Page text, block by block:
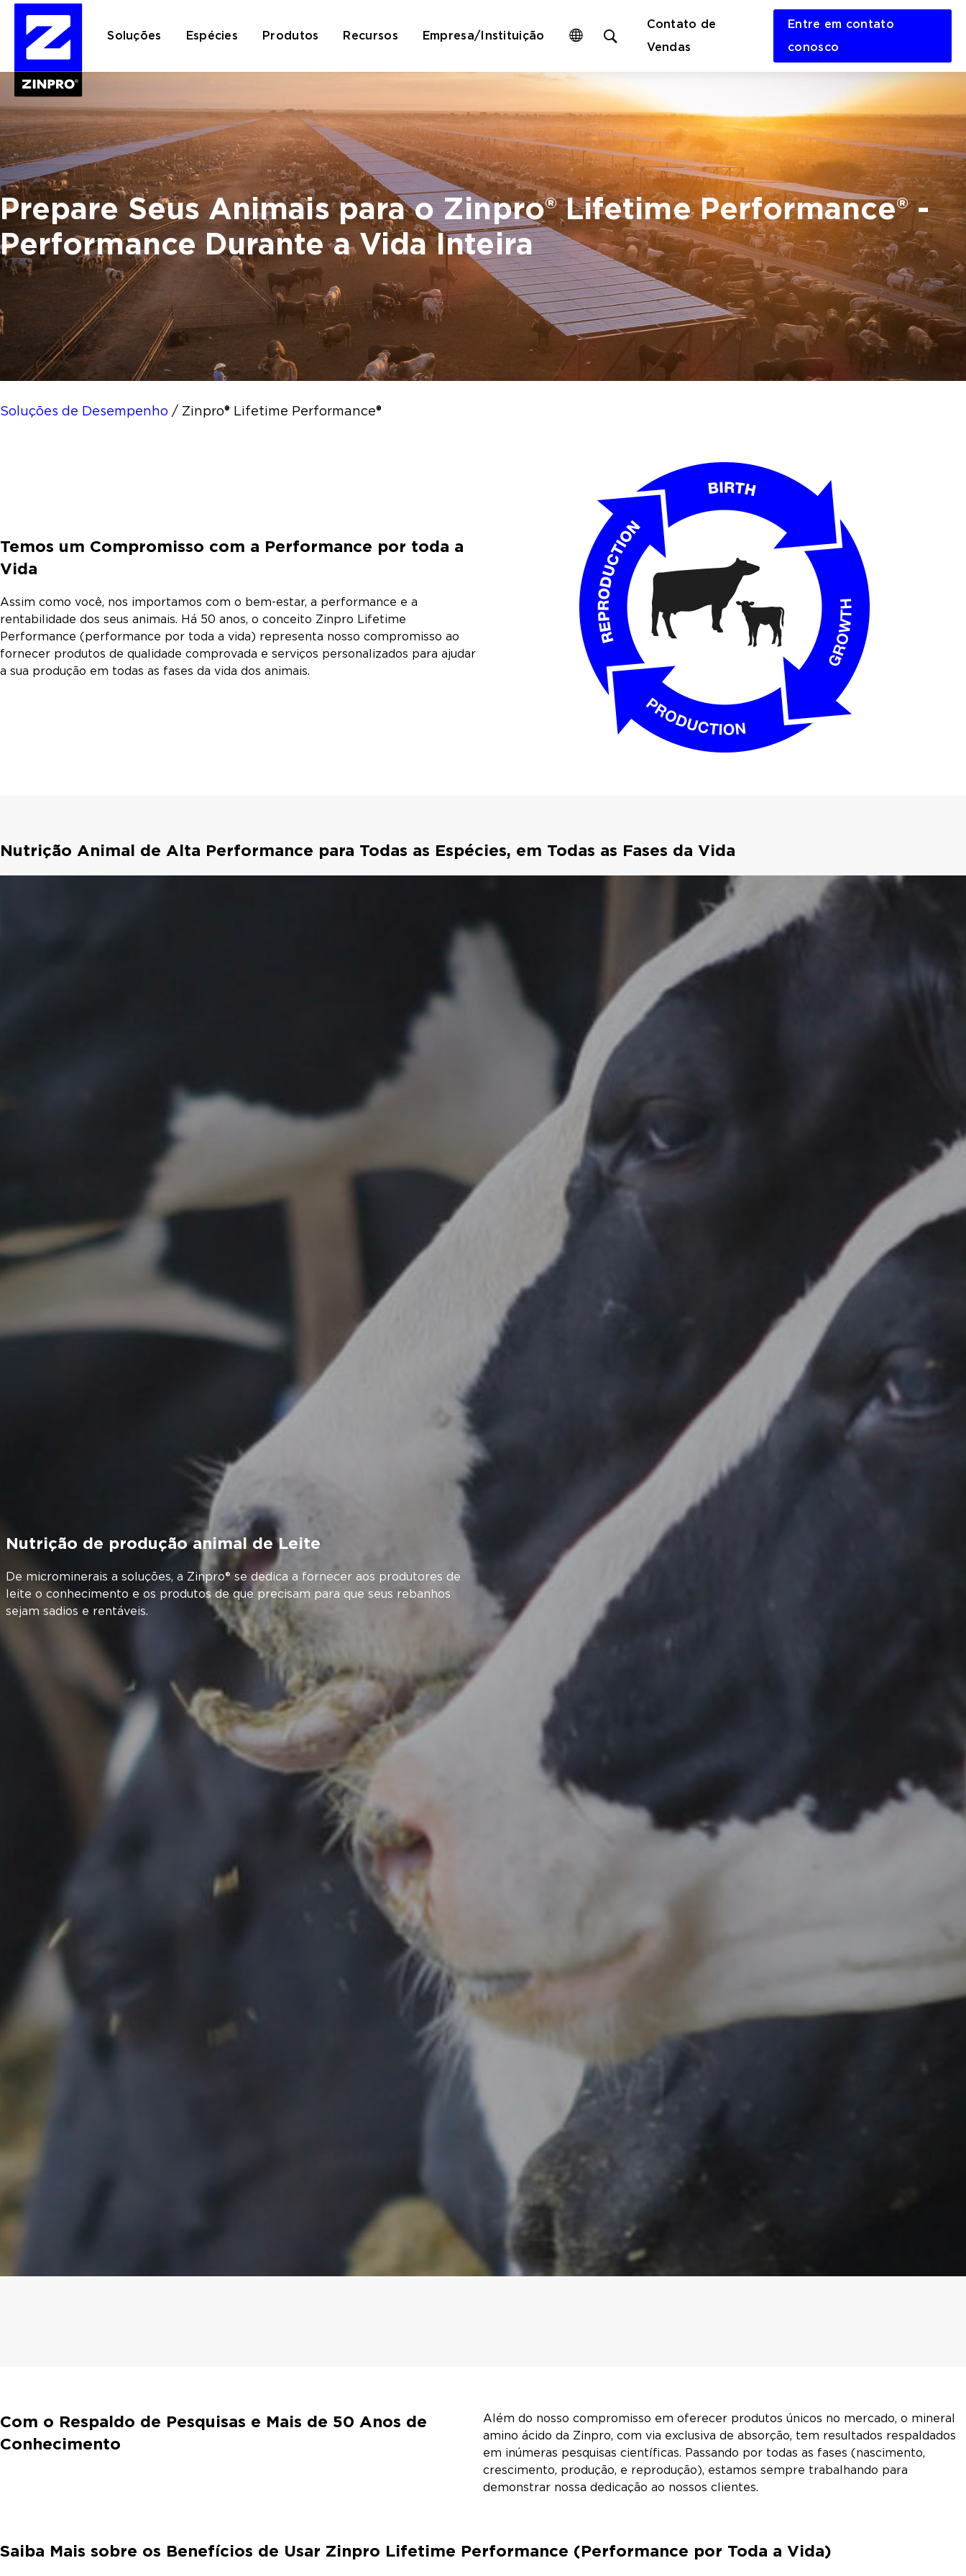
Soluções Espécies Produtos Recursos Empresa/Instituição
search
Contato de
Vendas
Entre em contato
conosco
Pesquisar
por:
Prepare Seus Animais para o Zinpro® Lifetime Performance® -
Performance Durante a Vida Inteira
Soluções de Desempenho / Zinpro® Lifetime Performance®
Temos um Compromisso com a Performance por toda a
Vida
Assim como você, nos importamos com o bem-estar, a performance e a
rentabilidade dos seus animais. Há 50 anos, o conceito Zinpro Lifetime
Performance (performance por toda a vida) representa nosso compromisso ao
fornecer produtos de qualidade comprovada e serviços personalizados para ajudar
a sua produção em todas as fases da vida dos animais.
Nutrição Animal de Alta Performance para Todas as Espécies, em Todas as Fases da Vida
Nutrição de produção animal de Leite
De microminerais a soluções, a Zinpro® se dedica a fornecer aos produtores de
leite o conhecimento e os produtos de que precisam para que seus rebanhos
sejam sadios e rentáveis.
Com o Respaldo de Pesquisas e Mais de 50 Anos de
Conhecimento
Além do nosso compromisso em oferecer produtos únicos no mercado, o mineral
amino ácido da Zinpro, com via exclusiva de absorção, tem resultados respaldados
em inúmeras pesquisas científicas. Passando por todas as fases (nascimento,
crescimento, produção, e reprodução), estamos sempre trabalhando para
demonstrar nossa dedicação ao nossos clientes.
Saiba Mais sobre os Benefícios de Usar Zinpro Lifetime Performance (Performance por Toda a Vida)